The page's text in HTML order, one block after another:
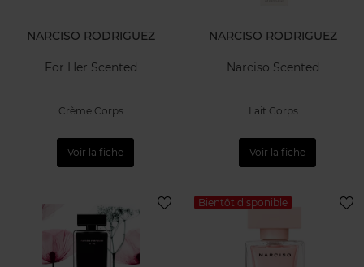
NARCISO RODRIGUEZ
For Her Scented
Crème Corps
Voir la fiche
NARCISO RODRIGUEZ
Narciso Scented
Lait Corps
Voir la fiche
Bientôt disponible